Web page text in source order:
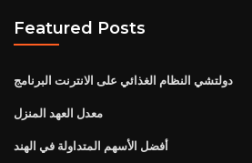
Featured Posts
دولتشي النظام الغذائي على الانترنت البرنامج
معدل العهد المنزل
أفضل الأسهم المتداولة في الهند